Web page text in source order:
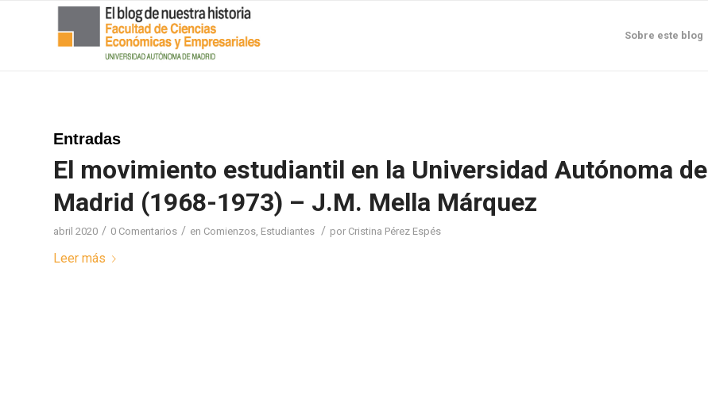
Sobre este blog
Entradas
El movimiento estudiantil en la Universidad Autónoma de
Madrid (1968-1973) – J.M. Mella Márquez
abril 2020 / 0 Comentarios / en Comienzos, Estudiantes / por Cristina Pérez Espés
Leer más